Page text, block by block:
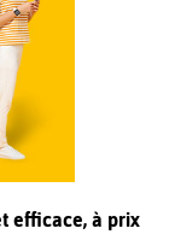
efficace, à prix